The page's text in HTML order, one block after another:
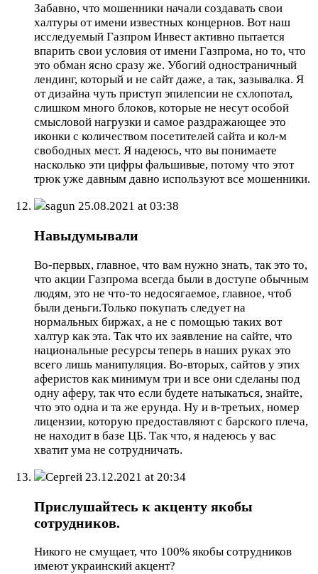
Забавно, что мошенники начали создавать свои
халтуры от имени известных концернов. Вот наш
исследуемый Газпром Инвест активно пытается
впарить свои условия от имени Газпрома, но то, что
это обман ясно сразу же. Убогий одностраничный
лендинг, который и не сайт даже, а так, зазывалка. Я
от дизайна чуть приступ эпилепсии не схлопотал,
слишком много блоков, которые не несут особой
смысловой нагрузки и самое раздражающее это
иконки с количеством посетителей сайта и кол-м
свободных мест. Я надеюсь, что вы понимаете
насколько эти цифры фальшивые, потому что этот
трюк уже давным давно используют все мошенники.
sagun 25.08.2021 at 03:38
Навыдумывали
Во-первых, главное, что вам нужно знать, так это то,
что акции Газпрома всегда были в доступе обычным
людям, это не что-то недосягаемое, главное, чтоб
были деньги.Только покупать следует на
нормальных биржах, а не с помощью таких вот
халтур как эта. Так что их заявление на сайте, что
национальные ресурсы теперь в наших руках это
всего лишь манипуляция. Во-вторых, сайтов у этих
аферистов как минимум три и все они сделаны под
одну аферу, так что если будете натыкаться, знайте,
что это одна и та же ерунда. Ну и в-третьих, номер
лицензии, которую предоставляют с барского плеча,
не находит в базе ЦБ. Так что, я надеюсь у вас
хватит ума не сотрудничать.
Сергей 23.12.2021 at 20:34
Прислушайтесь к акценту якобы
сотрудников.
Никого не смущает, что 100% якобы сотрудников
имеют украинский акцент?